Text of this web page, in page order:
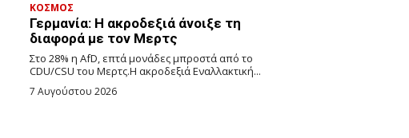
ΚΟΣΜΟΣ
Γερμανία: Η ακροδεξιά άνοιξε τη
διαφορά με τον Μερτς
Στο 28% η AfD, επτά μονάδες μπροστά από το
CDU/CSU του Μερτς.Η ακροδεξιά Εναλλακτική...
7 Αυγούστου 2026